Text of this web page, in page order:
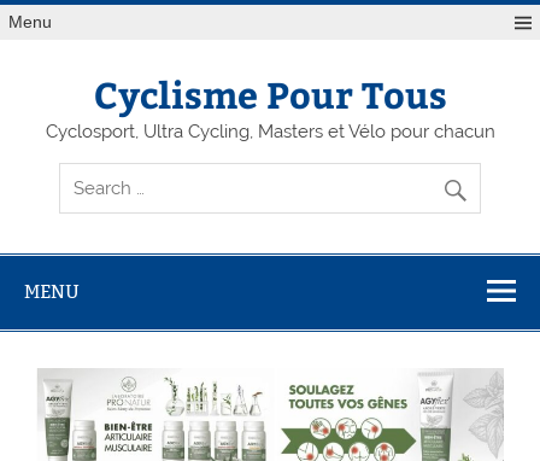
Menu
Cyclisme Pour Tous
Cyclosport, Ultra Cycling, Masters et Vélo pour chacun
MENU